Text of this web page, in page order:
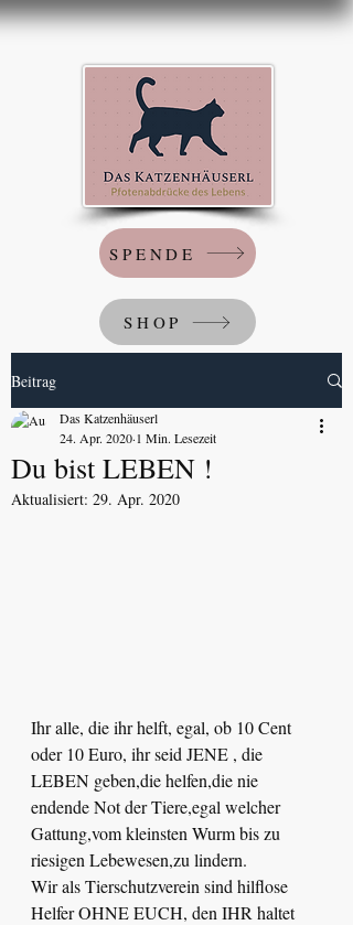
SPENDE
SHOP
Beitrag
Du bist LEBEN !
Das Katzenhäuserl
24. Apr. 2020 1 Min. Lesezeit
Aktualisiert: 29. Apr. 2020
Ihr alle, die ihr helft, egal, ob 10 Cent
oder 10 Euro, ihr seid JENE , die
LEBEN geben,die helfen,die nie
endende Not der Tiere,egal welcher
Gattung,vom kleinsten Wurm bis zu
riesigen Lebewesen,zu lindern.
Wir als Tierschutzverein sind hilflose
Helfer OHNE EUCH, den IHR haltet